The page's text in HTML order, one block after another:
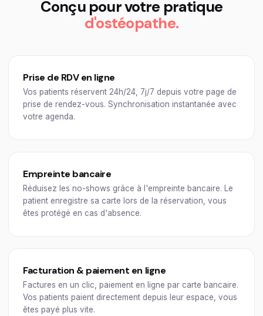
Conçu pour votre pratique
d'ostéopathe.
Prise de RDV en ligne
Vos patients réservent 24h/24, 7j/7 depuis votre page de
prise de rendez-vous. Synchronisation instantanée avec
votre agenda.
Empreinte bancaire
Réduisez les no-shows grâce à l'empreinte bancaire. Le
patient enregistre sa carte lors de la réservation, vous
êtes protégé en cas d'absence.
Facturation & paiement en ligne
Factures en un clic, paiement en ligne par carte bancaire.
Vos patients paient directement depuis leur espace, vous
êtes payé plus vite.